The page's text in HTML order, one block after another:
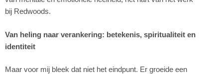
bij Redwoods.
Van heling naar verankering: betekenis, spiritualiteit en
identiteit
Maar voor mij bleek dat niet het eindpunt. Er groeide een